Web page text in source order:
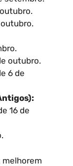
outubro.
outubro.
6 de
16 de
melhorem